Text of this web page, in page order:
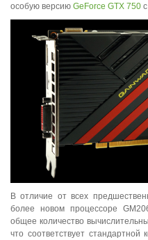
особую версию GeForce GTX 750
В отличие от всех
более новом процессоре
общее количество
что соответствует